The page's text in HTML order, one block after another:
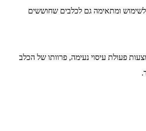
ומתאימה גם לכלבים שחוששים
פעולת עיסוי נעימה, פרוותו של הכלב